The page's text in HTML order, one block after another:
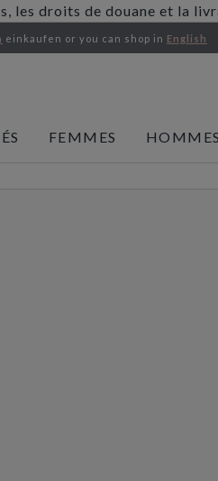
les droits de douane et la
einkaufen or you can shop in English
FEMMES HOMMES